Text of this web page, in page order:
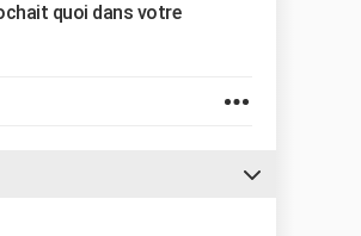
quoi dans votre